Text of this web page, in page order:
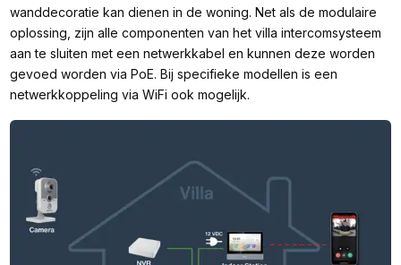
wanddecoratie kan dienen in de woning. Net als de modulaire
oplossing, zijn alle componenten van het villa intercomsysteem
aan te sluiten met een netwerkkabel en kunnen deze worden
gevoed worden via PoE. Bij specifieke modellen is een
netwerkkoppeling via WiFi ook mogelijk.